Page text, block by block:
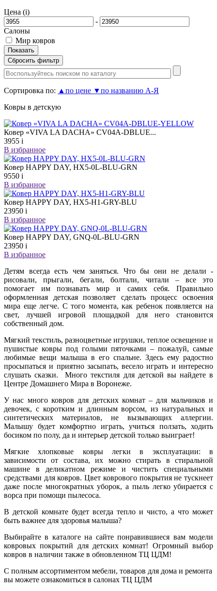
Цена (i)
-
Салоны
Мир ковров
Сортировка по: ▲ по цене ▼по названию А-Я
Ковры в детскую
Ковер «VIVA LA DACHA» CV04A-DBLUE...
3955 i
В избранное
Ковер HAPPY DAY, HX5-0L-BLU-GRN
9550 i
В избранное
Ковер HAPPY DAY, HX5-H1-GRY-BLU
23950 i
В избранное
Ковер HAPPY DAY, GNQ-0L-BLU-GRN
23950 i
В избранное
Детям всегда есть чем заняться. Что бы они не делали -
рисовали, прыгали, бегали, болтали, читали – все это
помогает им познавать мир и самих себя. Правильно
оформленная детская позволяет сделать процесс освоения
мира еще легче. С того момента, как ребенок появляется на
свет, лучшей игровой площадкой для него становится
собственный дом.
Мягкий текстиль, разноцветные игрушки, теплое освещение и
пушистые ковры под голыми пяточками – пожалуй, самые
любимые вещи малыша в его спальне. Здесь ему радостно
просыпаться и приятно засыпать, весело играть и интересно
слушать сказки. Много текстиля для детской вы найдете в
Центре Домашнего Мира в Воронеже.
У нас много ковров для детских комнат – для мальчиков и
девочек, с коротким и длинным ворсом, из натуральных и
синтетических материалов, не вызывающих аллергии.
Малышу будет комфортно играть, учиться ползать, ходить
босиком по полу, да и интерьер детской только выиграет!
Мягкие хлопковые ковры легки в эксплуатации: в
зависимости от состава, их можно стирать в стиральной
машине в деликатном режиме и чистить специальными
средствами для ковров. Цвет коврового покрытия не тускнеет
даже после многократных уборок, а пыль легко убирается с
ворса при помощи пылесоса.
В детской комнате будет всегда тепло и чисто, а что может
быть важнее для здоровья малыша?
Выбирайте в каталоге на сайте понравившиеся вам модели
ковровых покрытий для детских комнат! Огромный выбор
ковров в наличии также в обновленном ТЦ ЦДМ!
С полным ассортиментом мебели, товаров для дома и ремонта
вы можете ознакомиться в салонах ТЦ ЦДМ